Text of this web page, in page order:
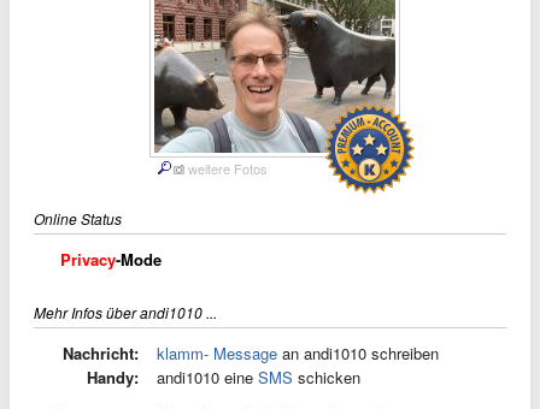
weitere Fotos
Online Status
Privacy-Mode
Mehr Infos über andi1010 ...
Nachricht: klamm- Message an andi1010 schreiben
Handy:
andi1010 eine SMS schicken